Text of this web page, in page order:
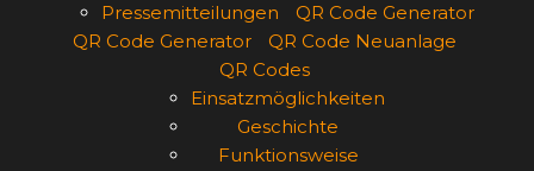
Pressemitteilungen
QR Code Generator
QR Code Generator
QR Code Neuanlage
QR Codes
Einsatzmöglichkeiten
Geschichte
Funktionsweise